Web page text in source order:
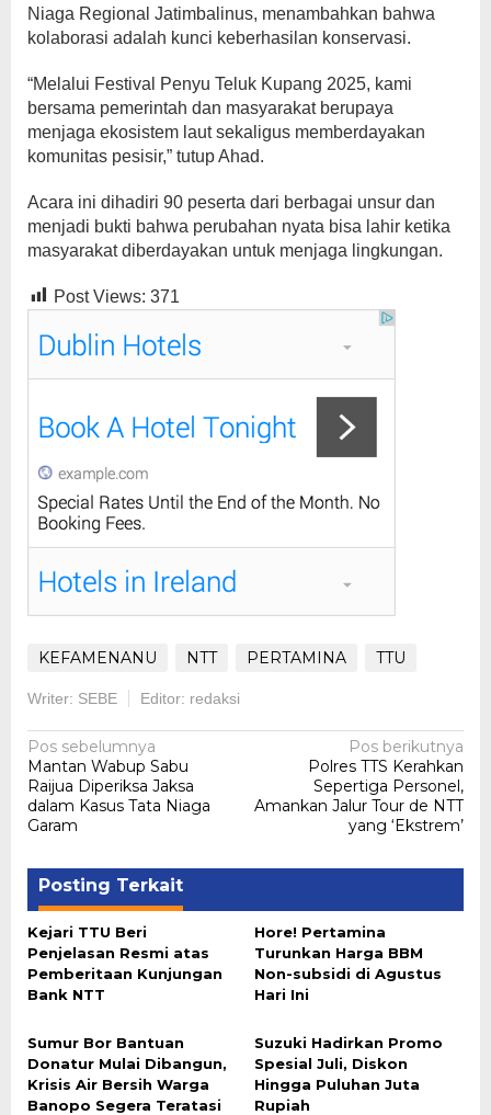
Niaga Regional Jatimbalinus, menambahkan bahwa
kolaborasi adalah kunci keberhasilan konservasi.
“Melalui Festival Penyu Teluk Kupang 2025, kami
bersama pemerintah dan masyarakat berupaya
menjaga ekosistem laut sekaligus memberdayakan
komunitas pesisir,” tutup Ahad.
Acara ini dihadiri 90 peserta dari berbagai unsur dan
menjadi bukti bahwa perubahan nyata bisa lahir ketika
masyarakat diberdayakan untuk menjaga lingkungan.
Post Views: 371
KEFAMENANU NTT PERTAMINA TTU
Writer: SEBE Editor: redaksi
Navigasi
pos
Pos sebelumnya
Mantan Wabup Sabu
Raijua Diperiksa Jaksa
dalam Kasus Tata Niaga
Garam
Pos berikutnya
Polres TTS Kerahkan
Sepertiga Personel,
Amankan Jalur Tour de NTT
yang ‘Ekstrem’
Posting Terkait
Kejari TTU Beri
Penjelasan Resmi atas
Pemberitaan Kunjungan
Bank NTT
Hore! Pertamina
Turunkan Harga BBM
Non-subsidi di Agustus
Hari Ini
Sumur Bor Bantuan
Donatur Mulai Dibangun,
Krisis Air Bersih Warga
Banopo Segera Teratasi
Suzuki Hadirkan Promo
Spesial Juli, Diskon
Hingga Puluhan Juta
Rupiah